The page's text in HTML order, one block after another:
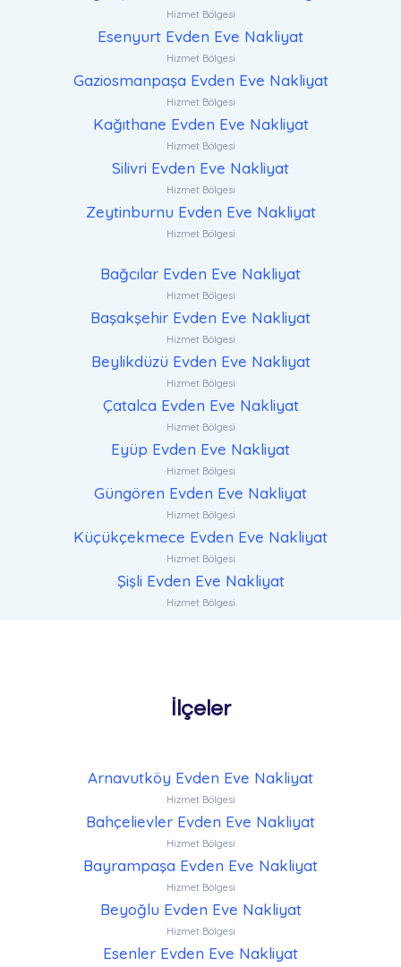
Hizmet Bölgesi
Esenyurt Evden Eve Nakliyat
Hizmet Bölgesi
Gaziosmanpaşa Evden Eve Nakliyat
Hizmet Bölgesi
Kağıthane Evden Eve Nakliyat
Hizmet Bölgesi
Silivri Evden Eve Nakliyat
Hizmet Bölgesi
Zeytinburnu Evden Eve Nakliyat
Hizmet Bölgesi
Bağcılar Evden Eve Nakliyat
Hizmet Bölgesi
Başakşehir Evden Eve Nakliyat
Hizmet Bölgesi
Beylikdüzü Evden Eve Nakliyat
Hizmet Bölgesi
Çatalca Evden Eve Nakliyat
Hizmet Bölgesi
Eyüp Evden Eve Nakliyat
Hizmet Bölgesi
Güngören Evden Eve Nakliyat
Hizmet Bölgesi
Küçükçekmece Evden Eve Nakliyat
Hizmet Bölgesi
Şişli Evden Eve Nakliyat
Hizmet Bölgesi
İlçeler
Arnavutköy Evden Eve Nakliyat
Hizmet Bölgesi
Bahçelievler Evden Eve Nakliyat
Hizmet Bölgesi
Bayrampaşa Evden Eve Nakliyat
Hizmet Bölgesi
Beyoğlu Evden Eve Nakliyat
Hizmet Bölgesi
Esenler Evden Eve Nakliyat